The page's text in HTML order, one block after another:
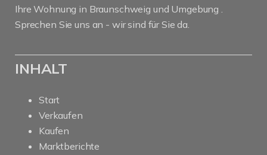
Ihre Wohnung in Braunschweig und Umgebung .
Sprechen Sie uns an - wir sind für Sie da.
INHALT
Start
Verkaufen
Kaufen
Marktberichte